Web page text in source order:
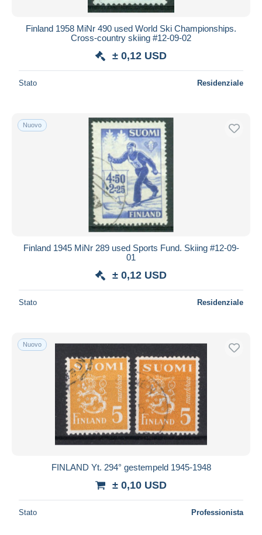
Bancontact
Maestro
Residenza del venditore
Aggiorna
Finland 1958 MiNr 490 used World Ski Championships.
Cross-country skiing #12-09-02
± 0,12 USD
Stato Residenziale
Nuovo
Finland 1945 MiNr 289 used Sports Fund. Skiing #12-09-
01
± 0,12 USD
Stato Residenziale
Nuovo
FINLAND Yt. 294° gestempeld 1945-1948
± 0,10 USD
Stato Professionista